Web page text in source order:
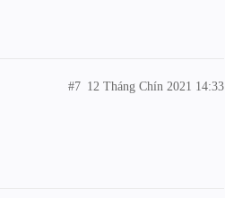
12 Tháng Chín 2021 14:33
#7